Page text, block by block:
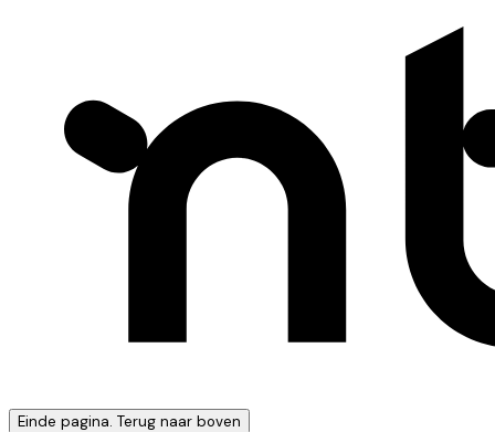
Einde pagina. Terug naar boven